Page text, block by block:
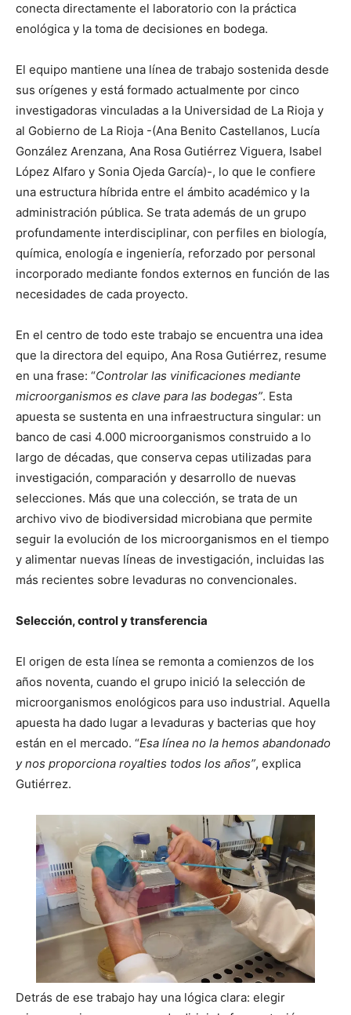
conecta directamente el laboratorio con la práctica
enológica y la toma de decisiones en bodega.
El equipo mantiene una línea de trabajo sostenida desde
sus orígenes y está formado actualmente por cinco
investigadoras vinculadas a la Universidad de La Rioja y
al Gobierno de La Rioja -(Ana Benito Castellanos, Lucía
González Arenzana, Ana Rosa Gutiérrez Viguera, Isabel
López Alfaro y Sonia Ojeda García)-, lo que le confiere
una estructura híbrida entre el ámbito académico y la
administración pública. Se trata además de un grupo
profundamente interdisciplinar, con perfiles en biología,
química, enología e ingeniería, reforzado por personal
incorporado mediante fondos externos en función de las
necesidades de cada proyecto.
En el centro de todo este trabajo se encuentra una idea
que la directora del equipo, Ana Rosa Gutiérrez, resume
en una frase: “Controlar las vinificaciones mediante
microorganismos es clave para las bodegas”. Esta
apuesta se sustenta en una infraestructura singular: un
banco de casi 4.000 microorganismos construido a lo
largo de décadas, que conserva cepas utilizadas para
investigación, comparación y desarrollo de nuevas
selecciones. Más que una colección, se trata de un
archivo vivo de biodiversidad microbiana que permite
seguir la evolución de los microorganismos en el tiempo
y alimentar nuevas líneas de investigación, incluidas las
más recientes sobre levaduras no convencionales.
Selección, control y transferencia
El origen de esta línea se remonta a comienzos de los
años noventa, cuando el grupo inició la selección de
microorganismos enológicos para uso industrial. Aquella
apuesta ha dado lugar a levaduras y bacterias que hoy
están en el mercado. “Esa línea no la hemos abandonado
y nos proporciona royalties todos los años”, explica
Gutiérrez.
Detrás de ese trabajo hay una lógica clara: elegir